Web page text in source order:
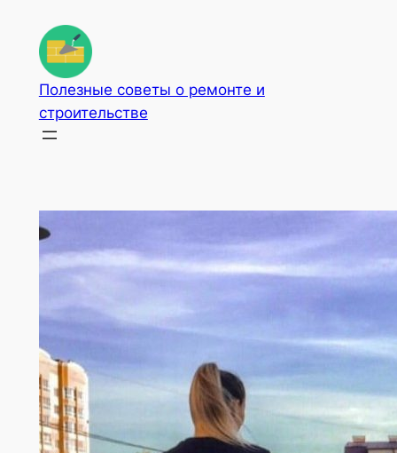
содержимому
Полезные советы о ремонте и
строительстве